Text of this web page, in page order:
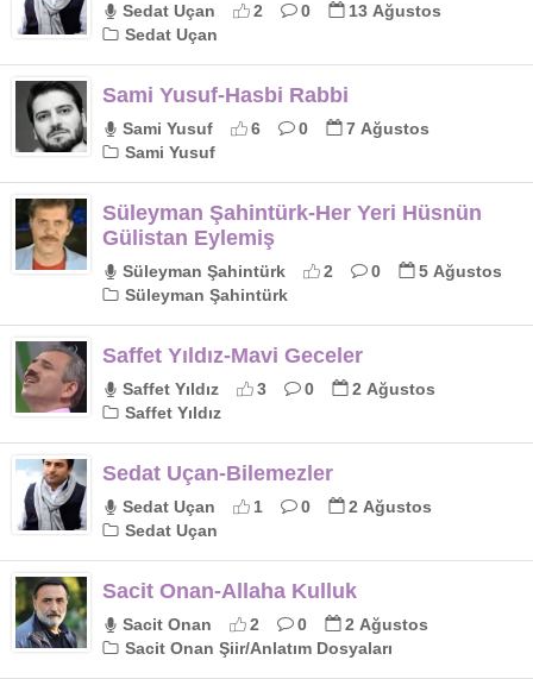
Sedat Uçan 2 0
13 Ağustos
Sedat Uçan
Sami Yusuf-Hasbi Rabbi
Sami Yusuf 6 0
7 Ağustos
Sami Yusuf
Süleyman Şahintürk-Her Yeri Hüsnün
Gülistan Eylemiş
Süleyman Şahintürk 2 0
5 Ağustos
Süleyman Şahintürk
Saffet Yıldız-Mavi Geceler
Saffet Yıldız 3 0
2 Ağustos
Saffet Yıldız
Sedat Uçan-Bilemezler
Sedat Uçan 1 0
2 Ağustos
Sedat Uçan
Sacit Onan-Allaha Kulluk
Sacit Onan 2 0
2 Ağustos
Sacit Onan Şiir/Anlatım Dosyaları